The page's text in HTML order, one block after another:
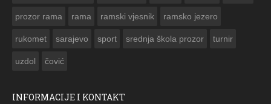
prozor rama rama ramski vjesnik ramsko jezero
rukomet sarajevo sport srednja škola prozor turnir
uzdol čović
INFORMACIJE I KONTAKT